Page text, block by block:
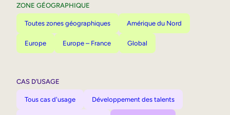
ZONE GÉOGRAPHIQUE
Toutes zones géographiques Amérique du Nord
Europe Europe – France Global
CAS D’USAGE
Tous cas d'usage Développement des talents